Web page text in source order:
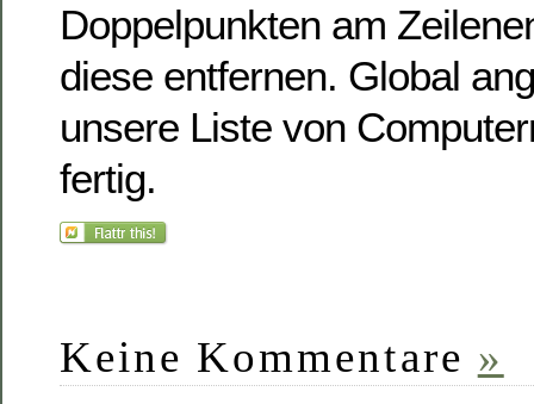
Doppelpunkten am
diese entfernen. Global
unsere Liste von
fertig.
Keine Kommentare »